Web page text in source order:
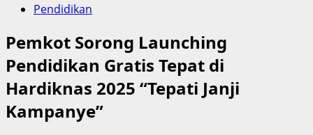
Pendidikan
Pemkot Sorong Launching
Pendidikan Gratis Tepat di
Hardiknas 2025 “Tepati Janji
Kampanye”